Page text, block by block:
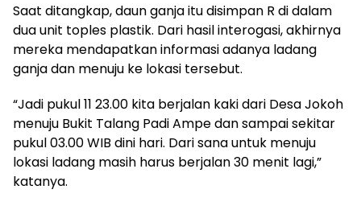
Saat ditangkap, daun ganja itu disimpan R di dalam
dua unit toples plastik. Dari hasil interogasi, akhirnya
mereka mendapatkan informasi adanya ladang
ganja dan menuju ke lokasi tersebut.
“Jadi pukul 11 23.00 kita berjalan kaki dari Desa Jokoh
menuju Bukit Talang Padi Ampe dan sampai sekitar
pukul 03.00 WIB dini hari. Dari sana untuk menuju
lokasi ladang masih harus berjalan 30 menit lagi,”
katanya.